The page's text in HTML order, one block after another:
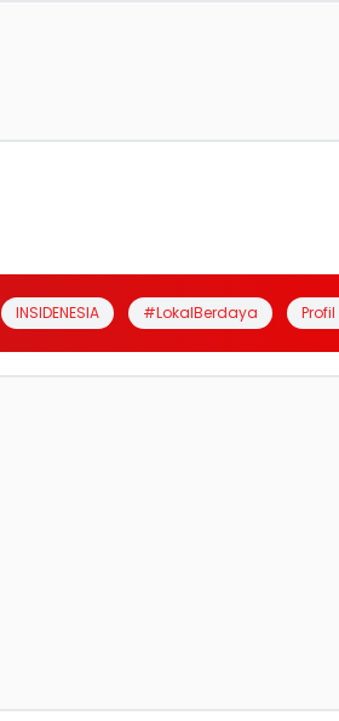
INSIDENESIA #LokalBerdaya